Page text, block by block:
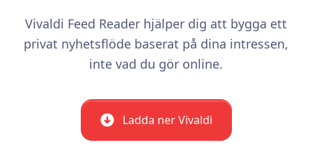
Vivaldi Feed Reader hjälper dig att bygga ett
privat nyhetsflöde baserat på dina intressen,
inte vad du gör online.
Ladda ner Vivaldi